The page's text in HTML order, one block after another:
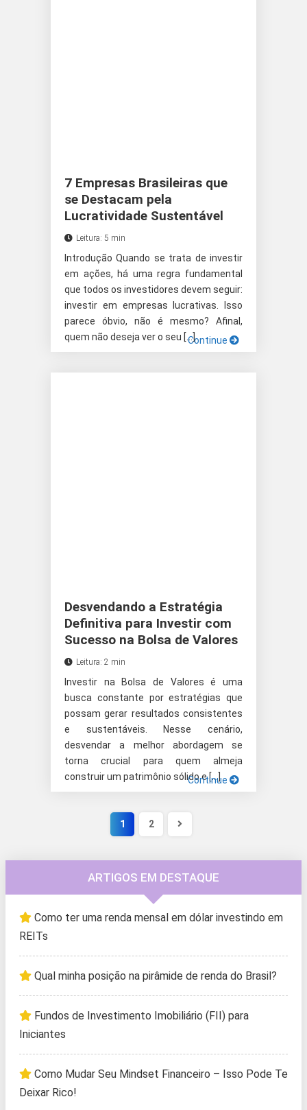
7 Empresas Brasileiras que
se Destacam pela
Lucratividade Sustentável
Leitura: 5 min
Introdução Quando se trata de investir
em ações, há uma regra fundamental
que todos os investidores devem seguir:
investir em empresas lucrativas. Isso
parece óbvio, não é mesmo? Afinal,
quem não deseja ver o seu […]Continue
Desvendando a Estratégia
Definitiva para Investir com
Sucesso na Bolsa de Valores
Leitura: 2 min
Investir na Bolsa de Valores é uma
busca constante por estratégias que
possam gerar resultados consistentes
e sustentáveis. Nesse cenário,
desvendar a melhor abordagem se
torna crucial para quem almeja
construir um patrimônio sólido e […]
Continue
1 2
ARTIGOS EM DESTAQUE
Como ter uma renda mensal em dólar investindo em
REITs
Qual minha posição na pirâmide de renda do Brasil?
Fundos de Investimento Imobiliário (FII) para
Iniciantes
Como Mudar Seu Mindset Financeiro – Isso Pode Te
Deixar Rico!